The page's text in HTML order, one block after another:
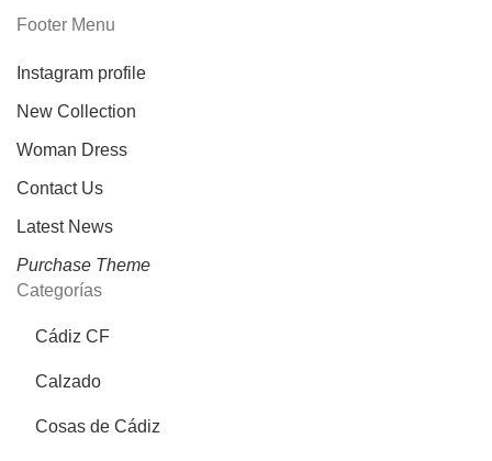
Footer Menu
Instagram profile
New Collection
Woman Dress
Contact Us
Latest News
Purchase Theme
Categorías
Cádiz CF
Calzado
Cosas de Cádiz